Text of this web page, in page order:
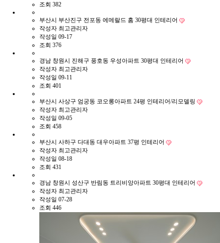
조회 382
부산시 부산진구 전포동 에메랄드 홈 30평대 인테리어
작성자 최고관리자
작성일 09-17
조회 376
경남 창원시 진해구 풍호동 우성아파트 30평대 인테리어
작성자 최고관리자
작성일 09-11
조회 401
부산시 사상구 엄궁동 코오롱아파트 24평 인테리어/리모델링
작성자 최고관리자
작성일 09-05
조회 458
부산시 사하구 다대동 대우아파트 37평 인테리어
작성자 최고관리자
작성일 08-18
조회 431
경남 창원시 성산구 반림동 트리비앙아파트 30평대 인테리어
작성자 최고관리자
작성일 07-28
조회 446